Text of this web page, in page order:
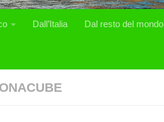
Dall’Italia Dal resto del mondo